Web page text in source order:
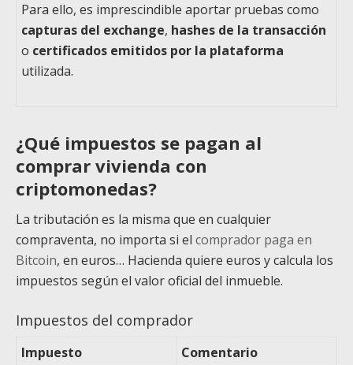
Para ello, es imprescindible aportar pruebas como
capturas del exchange, hashes de la transacción
o certificados emitidos por la plataforma
utilizada.
¿Qué impuestos se pagan al
comprar vivienda con
criptomonedas?
La tributación es la misma que en cualquier
compraventa, no importa si el comprador paga en
Bitcoin, en euros… Hacienda quiere euros y calcula los
impuestos según el valor oficial del inmueble.
Impuestos del comprador
Impuesto Comentario